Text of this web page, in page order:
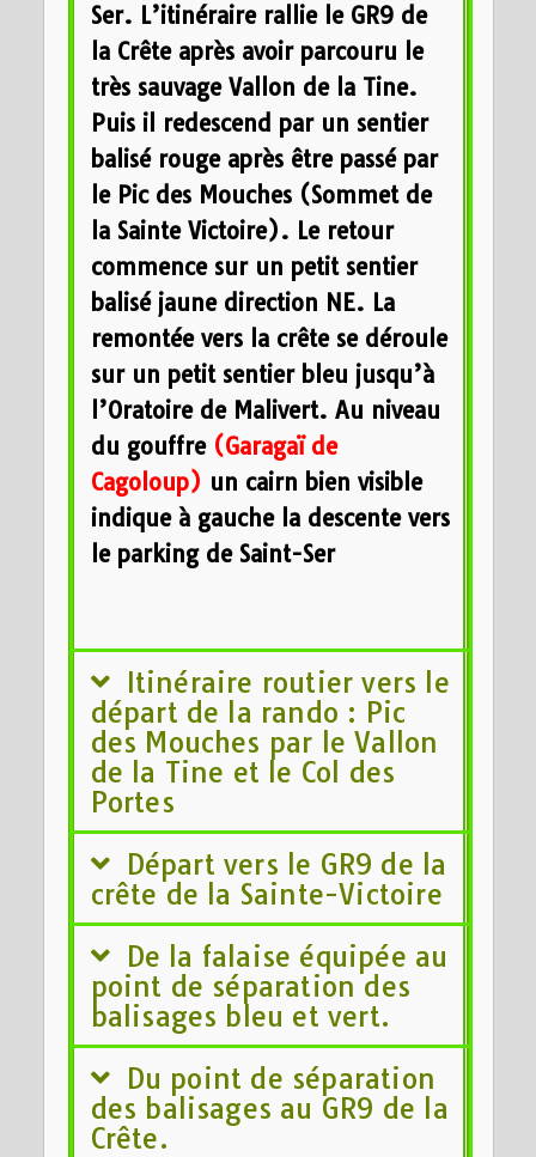
Ser. L’itinéraire rallie le GR9 de
la Crête après avoir parcouru le
très sauvage Vallon de la Tine.
Puis il redescend par un sentier
balisé rouge après être passé par
le Pic des Mouches (Sommet de
la Sainte Victoire). Le retour
commence sur un petit sentier
balisé jaune direction NE. La
remontée vers la crête se déroule
sur un petit sentier bleu jusqu’à
l’Oratoire de Malivert. Au niveau
du gouffre (Garagaï de
Cagoloup) un cairn bien visible
indique à gauche la descente vers
le parking de Saint-Ser
Itinéraire routier vers le
départ de la rando : Pic
des Mouches par le Vallon
de la Tine et le Col des
Portes
Départ vers le GR9 de la
crête de la Sainte-Victoire
De la falaise équipée au
point de séparation des
balisages bleu et vert.
Du point de séparation
des balisages au GR9 de la
Crête.